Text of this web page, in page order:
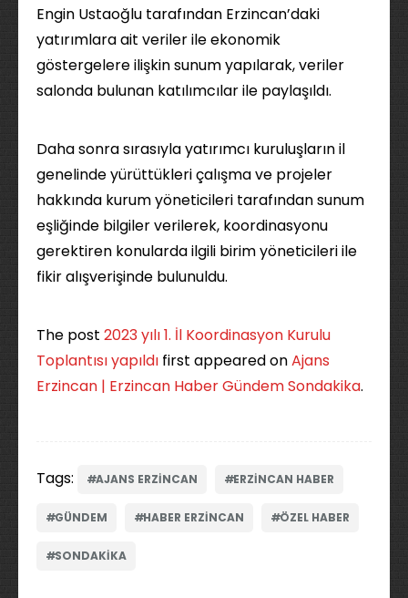
Engin Ustaoğlu tarafından Erzincan’daki
yatırımlara ait veriler ile ekonomik
göstergelere ilişkin sunum yapılarak, veriler
salonda bulunan katılımcılar ile paylaşıldı.
Daha sonra sırasıyla yatırımcı kuruluşların il
genelinde yürüttükleri çalışma ve projeler
hakkında kurum yöneticileri tarafından sunum
eşliğinde bilgiler verilerek, koordinasyonu
gerektiren konularda ilgili birim yöneticileri ile
fikir alışverişinde bulunuldu.
The post 2023 yılı 1. İl Koordinasyon Kurulu
Toplantısı yapıldı first appeared onAjans
Erzincan | Erzincan Haber Gündem Sondakika.
Tags: AJANS ERZINCAN ERZINCAN HABER
GÜNDEM HABER ERZINCAN ÖZEL HABER
SONDAKIKA